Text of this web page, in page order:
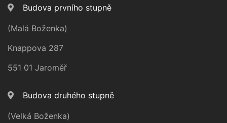
Budova prvního stupně
(Malá Boženka)
Knappova 287
551 01 Jaroměř
Budova druhého stupně
(Velká Boženka)